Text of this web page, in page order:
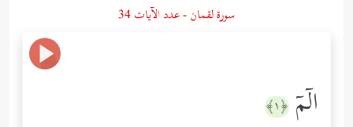
سورة لقمان - عدد الآيات 34
الۤمۤ ﴿١﴾